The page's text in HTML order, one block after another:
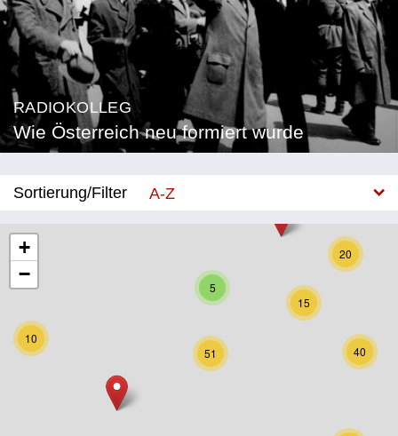
RADIOKOLLEG
Wie Österreich neu formiert wurde
Sortierung/Filter
A-Z
Bundesland
Burgenland
Kärnten
15
40
20
51
5
10
+
−